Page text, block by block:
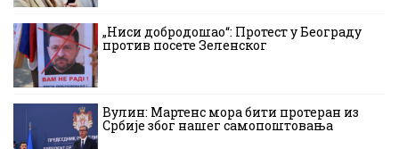
„Ниси добродошао“: Протест у Београду
против посете Зеленског
Вулин: Мартенс мора бити протеран из
Србије због нашег самопоштовања